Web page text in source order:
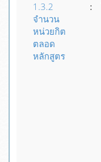
1.3.2
จำนวน
หน่วยกิต
ตลอด
หลักสูตร
: